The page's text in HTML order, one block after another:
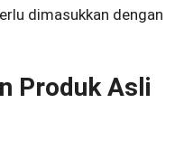
dimasukkan dengan
Produk Asli